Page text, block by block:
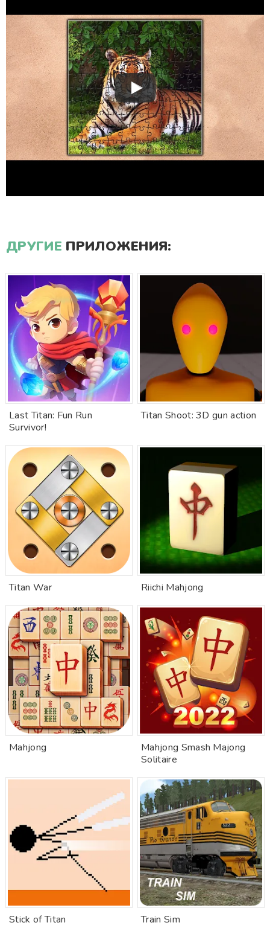
ДРУГИЕ ПРИЛОЖЕНИЯ:
Last Titan: Fun Run
Survivor!
Titan Shoot: 3D gun action
Titan War Riichi Mahjong
Mahjong
Mahjong Smash Majong
Solitaire
Stick of Titan Train Sim